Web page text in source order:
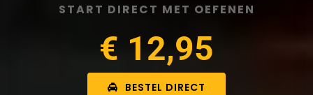
START DIRECT MET OEFENEN
€ 12,95
BESTEL DIRECT